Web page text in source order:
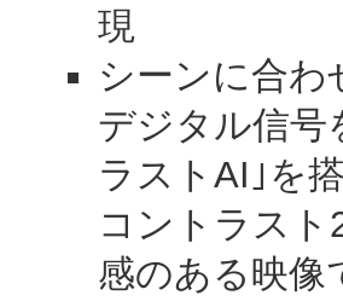
現
シーンに合
デジタル信号
ラストAI｣を
コントラスト
感のある映像